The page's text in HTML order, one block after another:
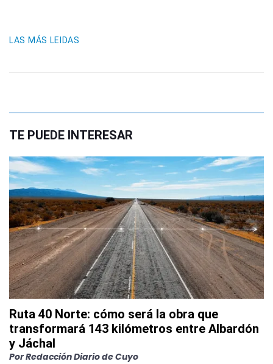
LAS MÁS LEIDAS
TE PUEDE INTERESAR
Ruta 40 Norte: cómo será la obra que
transformará 143 kilómetros entre Albardón
y Jáchal
PorRedacción Diario de Cuyo